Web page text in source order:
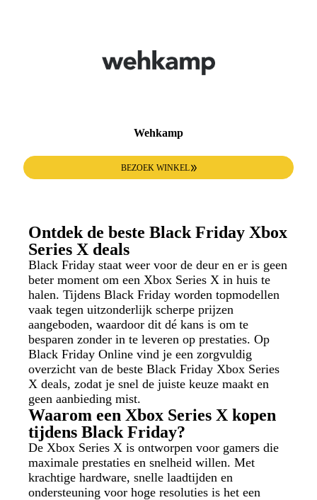
Wehkamp
BEZOEK WINKEL
Ontdek de beste Black Friday Xbox
Series X deals
Black Friday staat weer voor de deur en er is geen
beter moment om een Xbox Series X in huis te
halen. Tijdens Black Friday worden topmodellen
vaak tegen uitzonderlijk scherpe prijzen
aangeboden, waardoor dit dé kans is om te
besparen zonder in te leveren op prestaties. Op
Black Friday Online vind je een zorgvuldig
overzicht van de beste Black Friday Xbox Series
X deals, zodat je snel de juiste keuze maakt en
geen aanbieding mist.
Waarom een Xbox Series X kopen
tijdens Black Friday?
De Xbox Series X is ontworpen voor gamers die
maximale prestaties en snelheid willen. Met
krachtige hardware, snelle laadtijden en
ondersteuning voor hoge resoluties is het een